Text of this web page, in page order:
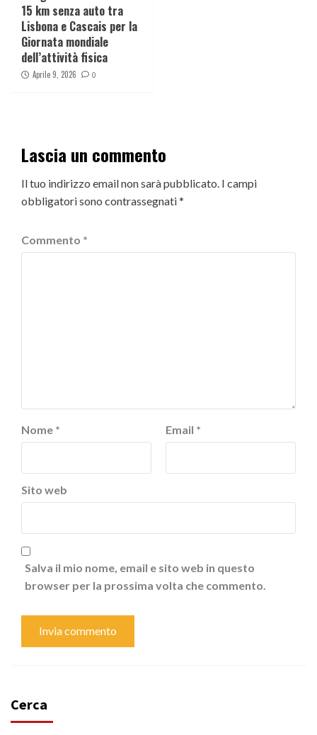
15 km senza auto tra
Lisbona e Cascais per la
Giornata mondiale
dell’attività fisica
Aprile 9, 2026 0
Lascia un commento
Il tuo indirizzo email non sarà pubblicato. I campi
obbligatori sono contrassegnati*
Commento *
Nome * Email *
Sito web
Salva il mio nome, email e sito web in questo
browser per la prossima volta che commento.
Cerca